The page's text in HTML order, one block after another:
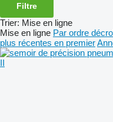
Filtre
Trier: Mise en ligne
Mise en ligne Par ordre
plus récentes en premier